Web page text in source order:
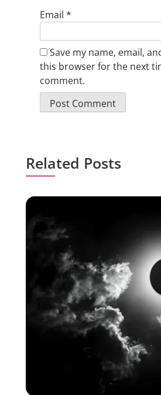
Email *
Save my name, email,
this browser for the next
comment.
Related Posts